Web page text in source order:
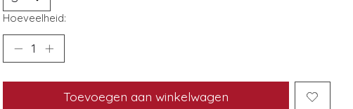
Hoeveelheid:
Toevoegen aan winkelwagen